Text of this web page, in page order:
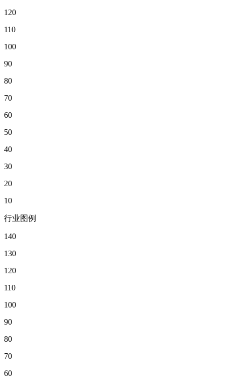
120
110
100
90
80
70
60
50
40
30
20
10
行业图例
140
130
120
110
100
90
80
70
60